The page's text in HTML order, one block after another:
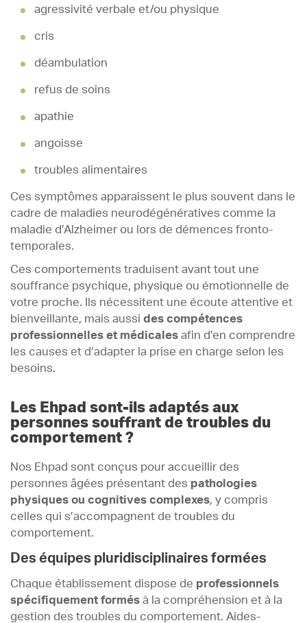
agressivité verbale et/ou physique
cris
déambulation
refus de soins
apathie
angoisse
troubles alimentaires
Ces symptômes apparaissent le plus souvent dans le
cadre de maladies neurodégénératives comme la
maladie d’Alzheimer ou lors de démences fronto-
temporales.
Ces comportements traduisent avant tout une
souffrance psychique, physique ou émotionnelle de
votre proche. Ils nécessitent une écoute attentive et
bienveillante, mais aussi des compétences
professionnelles et médicales afin d’en comprendre
les causes et d’adapter la prise en charge selon les
besoins.
Les Ehpad sont-ils adaptés aux
personnes souffrant de troubles du
comportement ?
Nos Ehpad sont conçus pour accueillir des
personnes âgées présentant des pathologies
physiques ou cognitives complexes, y compris
celles qui s’accompagnent de troubles du
comportement.
Des équipes pluridisciplinaires formées
Chaque établissement dispose de professionnels
spécifiquement formés à la compréhension et à la
gestion des troubles du comportement. Aides-